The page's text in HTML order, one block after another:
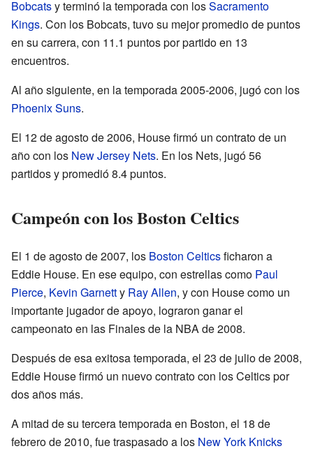
Bobcatsy terminó la temporada con losSacramento
Kings. Con los Bobcats, tuvo su mejor promedio de puntos
en su carrera, con 11.1 puntos por partido en 13
encuentros.
Al año siguiente, en la temporada 2005-2006, jugó con los
Phoenix Suns.
El 12 de agosto de 2006, House firmó un contrato de un
año con los New Jersey Nets. En los Nets, jugó 56
partidos y promedió 8.4 puntos.
Campeón con los Boston Celtics
El 1 de agosto de 2007, los Boston Celticsficharon a
Eddie House. En ese equipo, con estrellas como Paul
Pierce, Kevin Garnetty Ray Allen, y con House como un
importante jugador de apoyo, lograron ganar el
campeonato en las Finales de la NBA de 2008.
Después de esa exitosa temporada, el 23 de julio de 2008,
Eddie House firmó un nuevo contrato con los Celtics por
dos años más.
A mitad de su tercera temporada en Boston, el 18 de
febrero de 2010, fue traspasado a los New York Knicks